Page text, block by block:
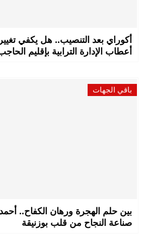
أكوراي بعد التنصيب.. هل يكفي تغيير
أعطاب الإدارة الترابية بإقليم
باقي الجهات
بين حلم الهجرة ورهان الكفاح.. أحمد
صناعة النجاح من قلب بوزنيقة